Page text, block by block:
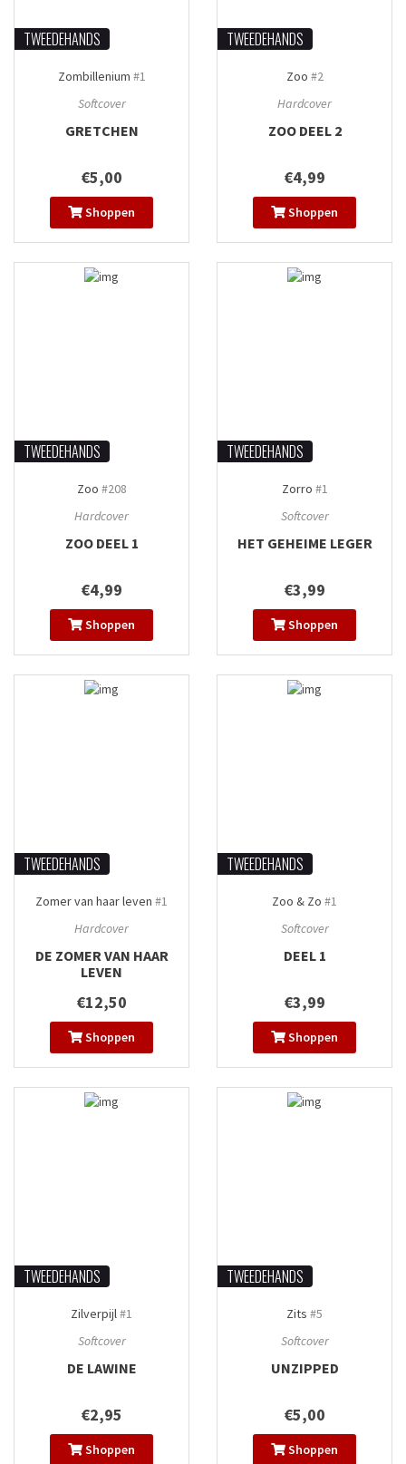
TWEEDEHANDS
Zombillenium #1
Softcover
GRETCHEN
€5,00
Shoppen
TWEEDEHANDS
Zoo #2
Hardcover
ZOO DEEL 2
€4,99
Shoppen
TWEEDEHANDS
Zoo #208
Hardcover
ZOO DEEL 1
€4,99
Shoppen
TWEEDEHANDS
Zorro #1
Softcover
HET GEHEIME LEGER
€3,99
Shoppen
TWEEDEHANDS
Zomer van haar leven #1
Hardcover
DE ZOMER VAN HAAR
LEVEN
€12,50
Shoppen
TWEEDEHANDS
Zoo & Zo #1
Softcover
DEEL 1
€3,99
Shoppen
TWEEDEHANDS
Zilverpijl#1
Softcover
DE LAWINE
€2,95
Shoppen
TWEEDEHANDS
Zits #5
Softcover
UNZIPPED
€5,00
Shoppen